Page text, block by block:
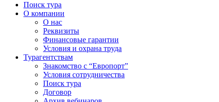
Поиск тура
О компании
О нас
Реквизиты
Финансовые гарантии
Условия и охрана труда
Турагентствам
Знакомство с “Европорт”
Условия сотрудничества
Поиск тура
Договор